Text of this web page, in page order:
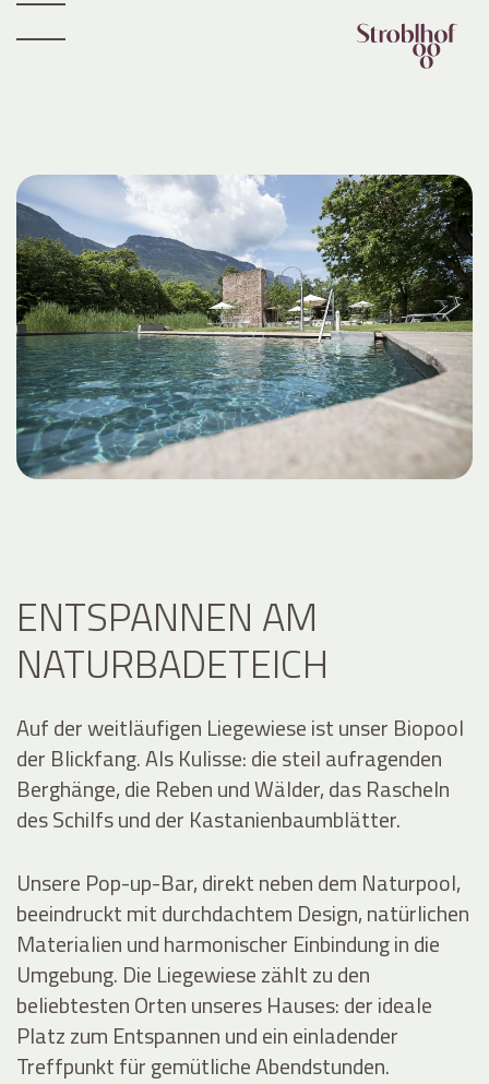
ENTSPANNEN AM
NATURBADETEICH
Auf der weitläufigen Liegewiese ist unser Biopool
der Blickfang. Als Kulisse: die steil aufragenden
Berghänge, die Reben und Wälder, das Rascheln
des Schilfs und der Kastanienbaumblätter.
Unsere Pop-up-Bar, direkt neben dem Naturpool,
beeindruckt mit durchdachtem Design, natürlichen
Materialien und harmonischer Einbindung in die
Umgebung. Die Liegewiese zählt zu den
beliebtesten Orten unseres Hauses: der ideale
Platz zum Entspannen und ein einladender
Treffpunkt für gemütliche Abendstunden.